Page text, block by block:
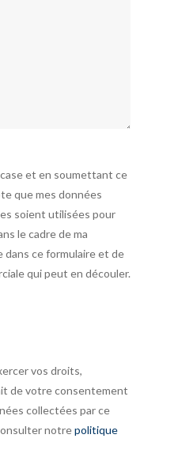
et en soumettant ce
que mes données
soient utilisées pour
le cadre de ma
dans ce formulaire et de
qui peut en découler.
vos droits,
de votre consentement
collectées par ce
notrepolitique